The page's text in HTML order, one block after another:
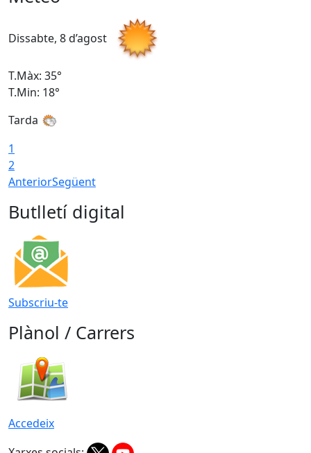
Dissabte, 8 d’agost
T.Màx: 35°
T.Min: 18°
Tarda
1
2
AnteriorSegüent
Butlletí digital
Subscriu-te
Plànol / Carrers
Accedeix